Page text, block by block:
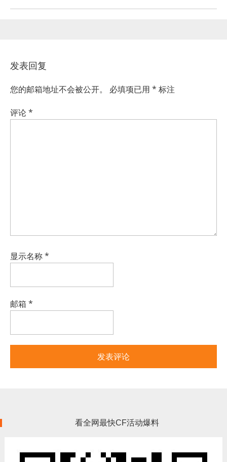
发表回复
您的邮箱地址不会被公开。 必填项已用 * 标注
评论*
显示名称*
邮箱 *
看全网最快CF活动爆料